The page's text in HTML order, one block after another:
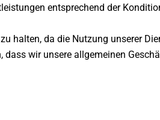
entsprechend der
halten, da die Nutzung unserer
wir unsere allgemeinen